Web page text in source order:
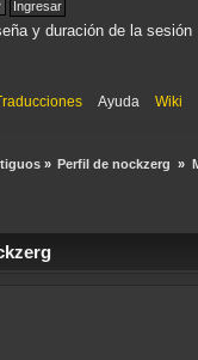
y duración de la sesión
Ayuda Wiki
» Perfil de nockzerg »